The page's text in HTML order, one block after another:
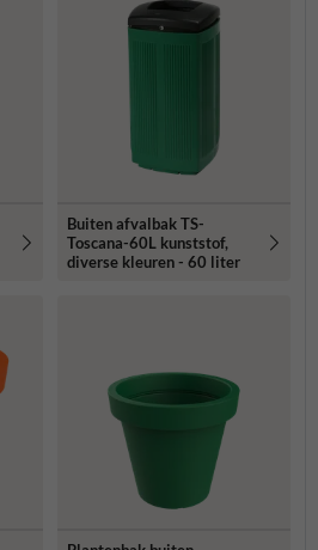
Buiten afvalbak TS-
Toscana-60L kunststof,
diverse kleuren - 60 liter